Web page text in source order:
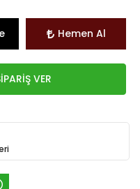
Hemen Al
VER